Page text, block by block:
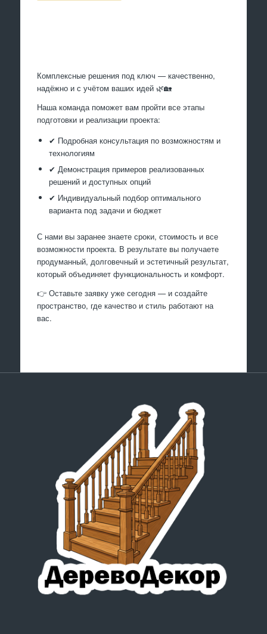
Комплексные решения под ключ — качественно,
надёжно и с учётом ваших идей 🌿🏡
Наша команда поможет вам пройти все этапы
подготовки и реализации проекта:
✔ Подробная консультация по возможностям и
технологиям
✔ Демонстрация примеров реализованных
решений и доступных опций
✔ Индивидуальный подбор оптимального
варианта под задачи и бюджет
С нами вы заранее знаете сроки, стоимость и все
возможности проекта. В результате вы получаете
продуманный, долговечный и эстетичный результат,
который объединяет функциональность и комфорт.
👉 Оставьте заявку уже сегодня — и создайте
пространство, где качество и стиль работают на
вас.